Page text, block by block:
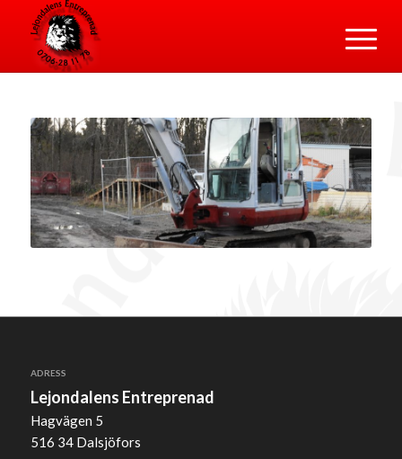
ADRESS
Lejondalens Entreprenad
Hagvägen 5
516 34 Dalsjöfors